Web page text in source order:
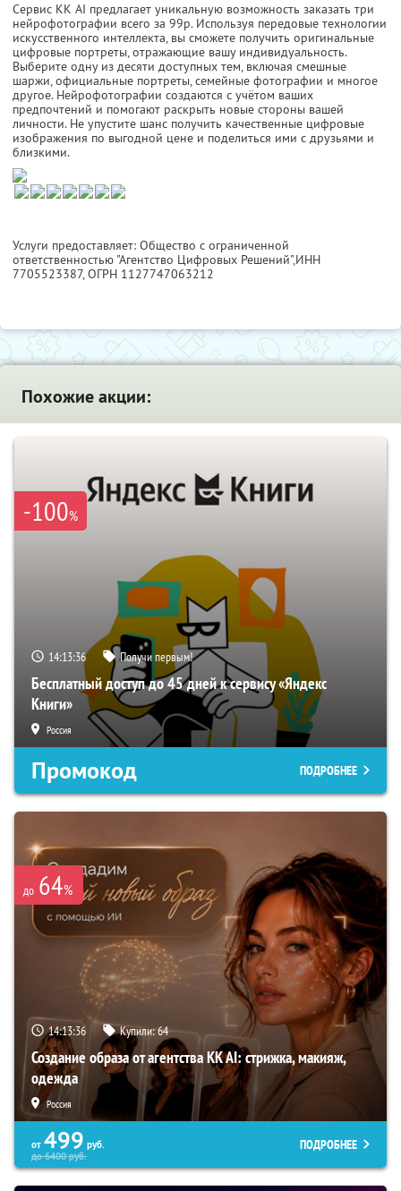
Сервис KK AI предлагает уникальную возможность заказать три
нейрофотографии всего за 99р. Используя передовые технологии
искусственного интеллекта, вы сможете получить оригинальные
цифровые портреты, отражающие вашу индивидуальность.
Выберите одну из десяти доступных тем, включая смешные
шаржи, официальные портреты, семейные фотографии и многое
другое. Нейрофотографии создаются с учётом ваших
предпочтений и помогают раскрыть новые стороны вашей
личности. Не упустите шанс получить качественные цифровые
изображения по выгодной цене и поделиться ими с друзьями и
близкими.
Услуги предоставляет: Общество с ограниченной
ответственностью "Агентство Цифровых Решений",ИНН
7705523387, ОГРН 1127747063212
Похожие акции:
-100%
14:13:35 Получи первым!
Бесплатный доступ до 45 дней к сервису «Яндекс
Книги»
Россия
Промокод ПОДРОБНЕЕ
до 64%
14:13:35 Купили:64
Создание образа от агентства KK AI: стрижка, макияж,
одежда
Россия
от 499 руб.
до6400руб.
ПОДРОБНЕЕ